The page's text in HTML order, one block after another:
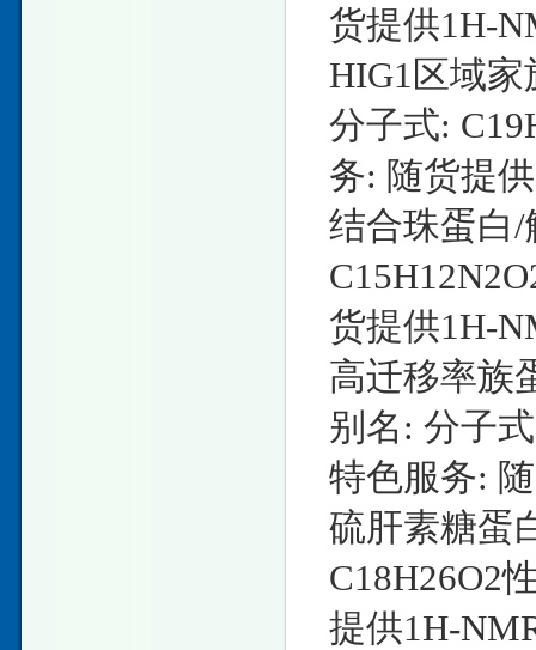
货提供1H-
HIG1区域家
分子式:
务: 随货提
结合珠蛋白/
货提供1H-
高迁移率族
别名: 分子
特色服务:
硫肝素糖蛋
C18H26O2
提供1H-